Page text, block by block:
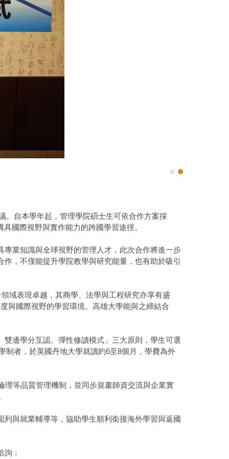
。自本學年起，管理學院碩士生可依合作方案採
國際視野與實作能力的跨國學習途徑。
業知識與全球視野的管理人才，此次合作將進一步
，不僅能提升學院教學與研究能量，也有助於吸引
域表現卓越，其商學、法學與工程研究亦享有盛
與國際視野的學習環境。高雄大學能與之締結合
邊學分互認、彈性修讀模式」三大原則，學生可選
制者，於英國丹地大學就讀約6至8個月，學費為外
等品質管理機制，並同步規畫師資交流與企業實
與就業輔導等，協助學生順利銜接海外學習與返國
詢：